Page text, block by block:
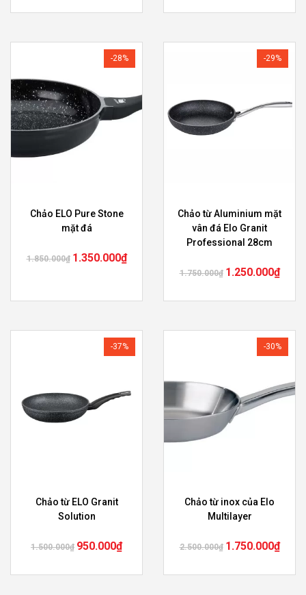
-28%
Chảo ELO Pure Stone
mặt đá
1.850.000₫ 1.350.000₫
-29%
Chảo từ Aluminium mặt
vân đá Elo Granit
Professional 28cm
1.750.000₫ 1.250.000₫
-37%
Chảo từ ELO Granit
Solution
1.500.000₫ 950.000₫
-30%
Chảo từ inox của Elo
Multilayer
2.500.000₫ 1.750.000₫